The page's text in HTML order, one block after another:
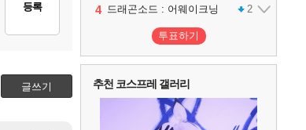
등록
글쓰기
1 팰월드
2 1
3 프로야구스피리츠2026 2
4 드래곤소드 : 어웨이크닝 2
5 블라인드 삼국 1
1
투표하기
추천 코스프레 갤러리